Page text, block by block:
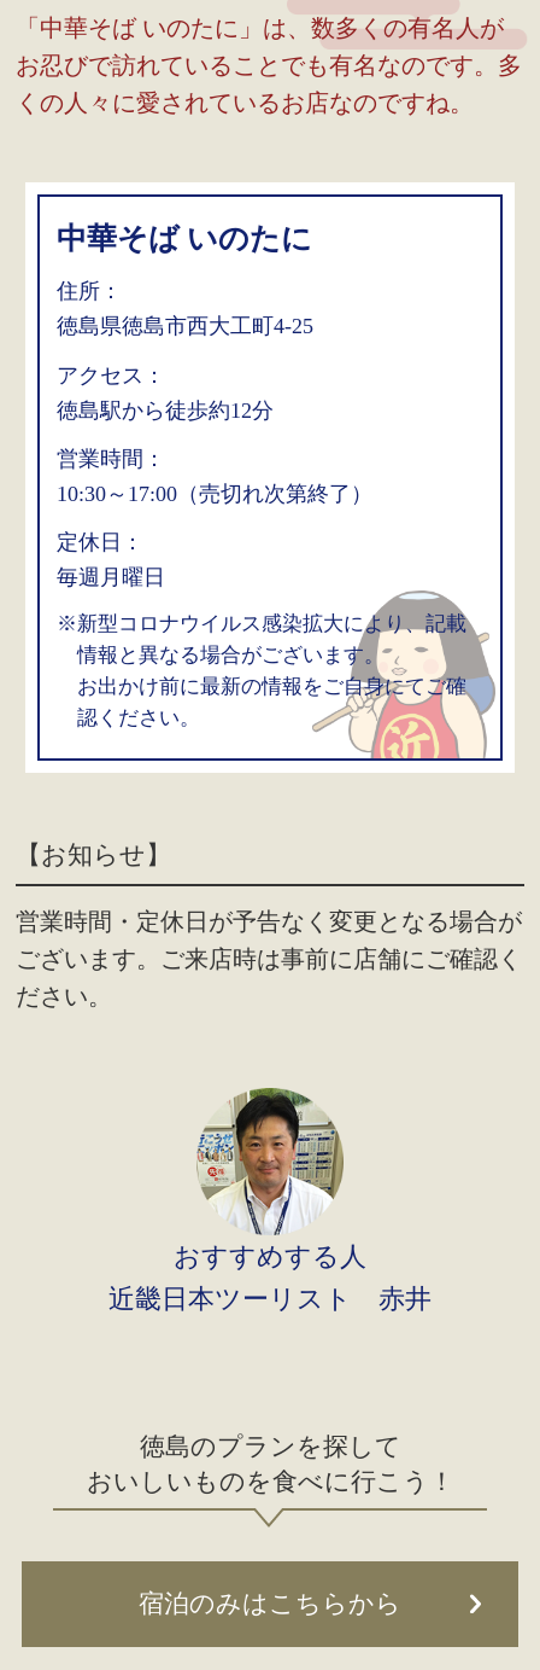
「中華そば いのたに」は、数多くの有名人が
お忍びで訪れていることでも有名なのです。多
くの人々に愛されているお店なのですね。
中華そば いのたに
住所：
徳島県徳島市西大工町4-25
アクセス：
徳島駅から徒歩約12分
営業時間：
10:30～17:00（売切れ次第終了）
定休日：
毎週月曜日
※新型コロナウイルス感染拡大により、記載
情報と異なる場合がございます。
お出かけ前に最新の情報をご自身にてご確
認ください。
【お知らせ】
営業時間・定休日が予告なく変更となる場合が
ございます。ご来店時は事前に店舗にご確認く
ださい。
おすすめする人
近畿日本ツーリスト 赤井
徳島のプランを探して
おいしいものを食べに行こう！
宿泊のみはこちらから